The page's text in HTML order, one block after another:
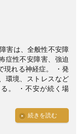
害は、全般性不安障
症性不安障害、強迫
現れる神経症。 ・発
環境、ストレスなど
。 ・不安が続く場
続きを読む